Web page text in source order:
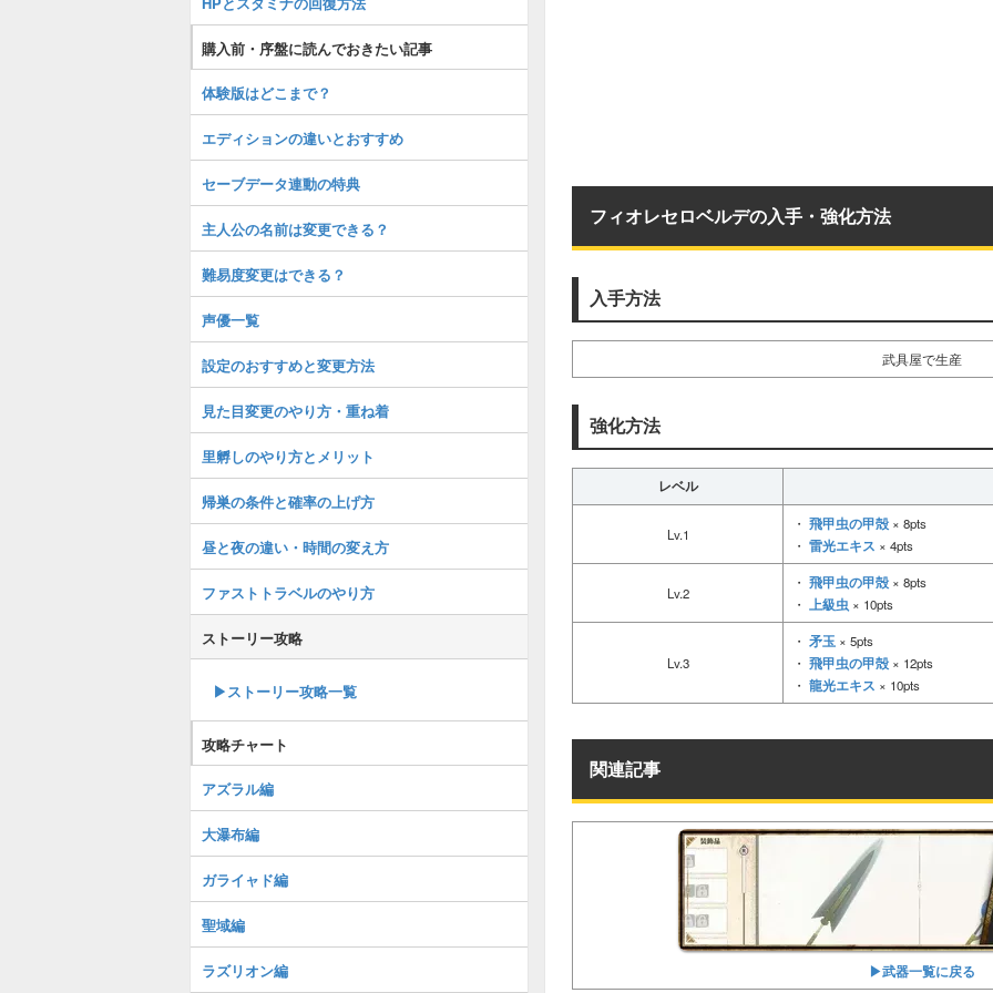
フィオレセロベルデの入手・強化方法
入手方法
武具屋で生産
強化方法
レベル
Lv.1
・ 飛甲虫の甲殻 × 8pts
・ 雷光エキス × 4pts
Lv.2
・ 飛甲虫の甲殻 × 8pts
・ 上級虫 × 10pts
Lv.3
・ 矛玉 × 5pts
・ 飛甲虫の甲殻 × 12pts
・ 龍光エキス × 10pts
関連記事
▶︎武器一覧に戻る
購入前・序盤に読んでおきたい記事
体験版はどこまで？
エディションの違いとおすすめ
セーブデータ連動の特典
主人公の名前は変更できる？
難易度変更はできる？
声優一覧
設定のおすすめと変更方法
見た目変更のやり方・重ね着
里孵しのやり方とメリット
帰巣の条件と確率の上げ方
昼と夜の違い・時間の変え方
ファストトラベルのやり方
ストーリー攻略
▶︎ストーリー攻略一覧
攻略チャート
アズラル編
大瀑布編
ガライャド編
聖域編
ラズリオン編